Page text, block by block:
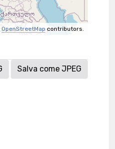
OpenStreetMapcontributors.
Salva come JPEG